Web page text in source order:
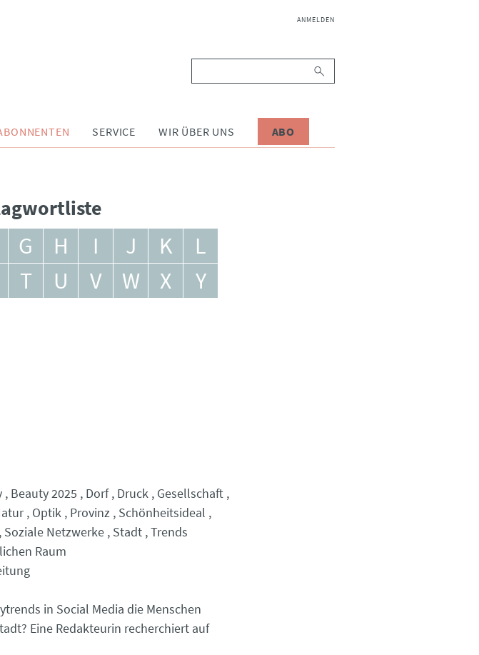
NAVIGATION
ANMELDEN
SERVICE WIR ÜBER UNS ABO
G H I J K
L
T U V W X
Y
Beauty 2025 Dorf Druck Gesellschaft
Optik Provinz Schönheitsideal
Soziale Netzwerke Stadt Trends
Raum
in Social Media die Menschen
Eine Redakteurin recherchiert auf